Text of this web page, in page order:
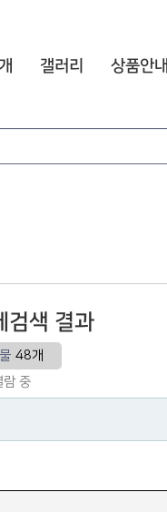
갤러리 상품안내
검색 결과
48개
중